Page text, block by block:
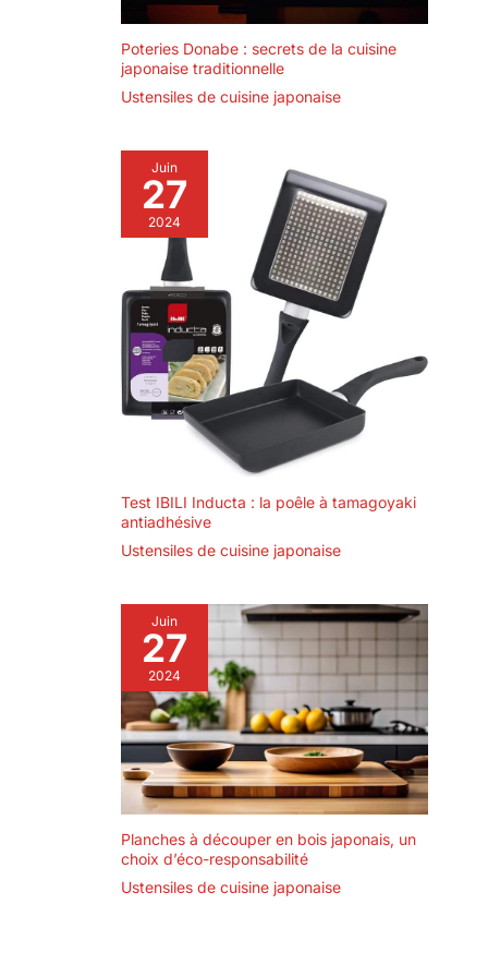
induction est
pratique à
à ranger.
fumer les aliments. Parfait
viande, poisson, nouilles
GAZ, BARBECUE,
adapté, aux brûleurs wok,
aux barbecues, aux feux
ouverts et aux plaques à
induction spéciales avec
logement pour wok à fond
rond.
Poteries Donabe : secrets de la cuisine
japonaise traditionnelle
Ustensiles de cuisine japonaise
Juin
27
2024
Test IBILI Inducta : la poêle à tamagoyaki
antiadhésive
Ustensiles de cuisine japonaise
Juin
27
2024
Planches à découper en bois japonais, un
choix d’éco-responsabilité
Ustensiles de cuisine japonaise